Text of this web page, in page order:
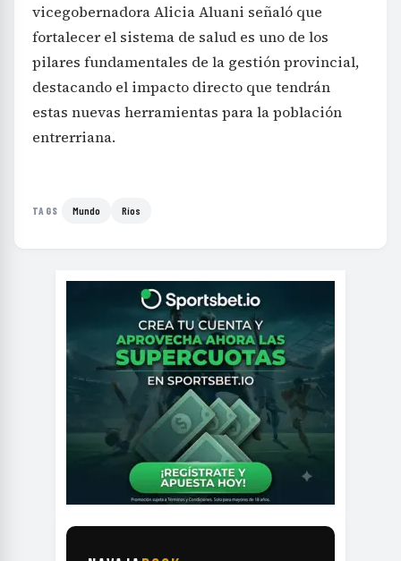
vicegobernadora Alicia Aluani señaló que
fortalecer el sistema de salud es uno de los
pilares fundamentales de la gestión provincial,
destacando el impacto directo que tendrán
estas nuevas herramientas para la población
entrerriana.
TAGS Mundo Ríos